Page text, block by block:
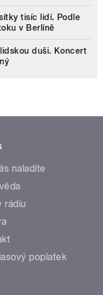
tisíc lidí. Podle
v Berlíně
duši. Koncert
naladíte
rádiu
poplatek